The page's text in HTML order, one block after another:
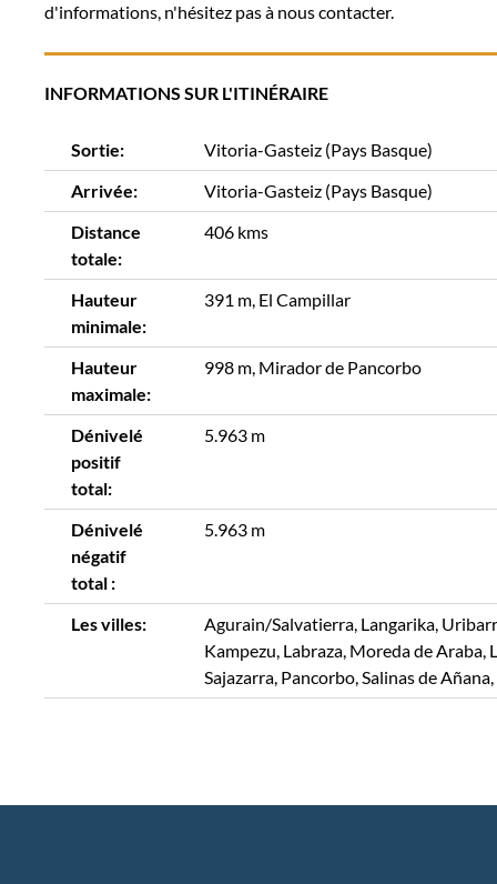
d'informations, n'hésitez pas à nous contacter.
INFORMATIONS SUR L'ITINÉRAIRE
Sortie:
Vitoria-Gasteiz (Pays Basque)
Arrivée:
Vitoria-Gasteiz (Pays Basque)
Distance
totale:
406 kms
Hauteur
minimale:
391 m, El Campillar
Hauteur
maximale:
998 m, Mirador de Pancorbo
Dénivelé
positif
total:
5.963 m
Dénivelé
négatif
total :
5.963 m
Les villes:
Agurain/Salvatierra, Langarika,
Kampezu, Labraza, Moreda de Araba,
Sajazarra, Pancorbo, Salinas de